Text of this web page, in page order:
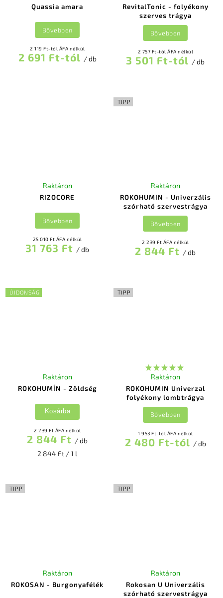
Quassia amara
2 119 Ft-tól ÁFA nélkül
2 691 Ft-tól / db
Bővebben
RevitalTonic - folyékony
szerves trágya
2 757 Ft-tól ÁFA nélkül
3 501 Ft-tól / db
Bővebben
RIZOCORE
Raktáron
25 010 Ft ÁFA nélkül
31 763 Ft / db
Bővebben
TIPP
ROKOHUMIN - Univerzális
szórható szervestrágya
Raktáron
2 239 Ft ÁFA nélkül
2 844 Ft / db
Bővebben
ÚJDONSÁG
ROKOHUMÍN - Zöldség
Raktáron
2 239 Ft ÁFA nélkül
2 844 Ft / db
2 844 Ft / 1 l
Kosárba
TIPP
ROKOHUMIN Univerzal
folyékony lombtrágya
Raktáron
1 953 Ft-tól ÁFA nélkül
2 480 Ft-tól / db
Bővebben
TIPP
ROKOSAN - Burgonyafélék
Raktáron
TIPP
Rokosan U Univerzális
szórható szervestrágya
Raktáron